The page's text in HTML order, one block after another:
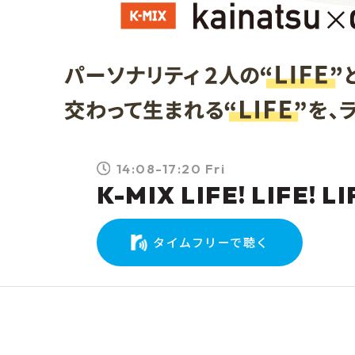
14:08-17:20 Fri
K-MIX LIFE! LIFE!
タイムフリーで聴く